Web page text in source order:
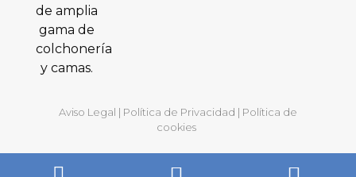
de amplia
gama de
colchonería
y camas.
Aviso Legal | Política de Privacidad | Política de
cookies